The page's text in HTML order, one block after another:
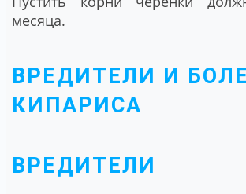
месяца.
ВРЕДИТЕЛИ И
КИПАРИСА
ВРЕДИТЕЛИ